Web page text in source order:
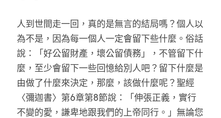
人到世間走一回，真的是無言的結局嗎？個人以
為不是，因為每一個人一定會留下些什麼。俗話
說：「好公留財產，壞公留債務」，不管留下什
麼，至少會留下一些回憶給別人吧？留下什麼是
由做了什麼來決定，那麼，該做什麼呢？聖經
〈彌迦書〉第6章第8節說：「伸張正義，實行
不變的愛，謙卑地跟我們的上帝同行。」無論您